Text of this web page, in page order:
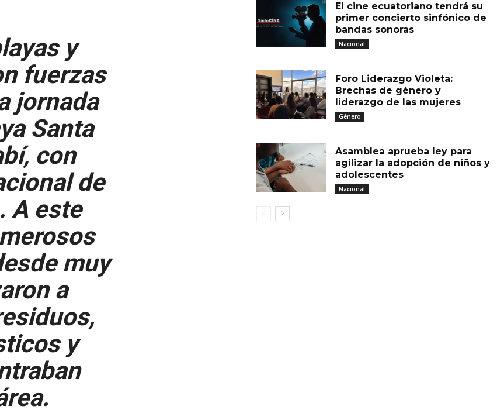
y
fuerzas
jornada
Santa
con
de
A este
muy
a
y
El cine ecuatoriano tendrá su
primer concierto sinfónico de
bandas sonoras
Nacional
Foro Liderazgo Violeta:
Brechas de género y
liderazgo de las mujeres
Género
Asamblea aprueba ley para
agilizar la adopción de niños y
adolescentes
Nacional